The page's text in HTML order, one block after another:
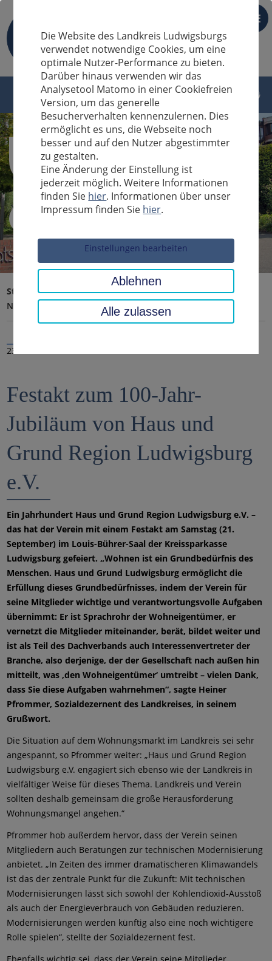
DE
Sucheingabe
Startseite Landratsamt, Landkreis
Aktuelles
Nachrichten
23.09.2019
Festakt zum 100-Jahr-
Jubiläum von Haus und
Grund Region Ludwigsburg
e.V.
Ein Jahrhundert Haus und Grund Region Ludwigsburg e.V. –
das hat der Verein mit einem Festakt am Samstag (21.
September) im Louis-Bührer-Saal der Kreissparkasse
Ludwigsburg gefeiert. „Wohnen ist ein Grundbedürfnis des
Menschen. Haus und Grund Ludwigsburg ermöglicht die
Erfüllung dieses Grundbedürfnisses, indem der Verein für
seine Mitglieder wichtige und verantwortungsvolle Aufgaben
übernimmt: Er ist Sprachrohr der Wohneigentümer, er
vernetzt die Mitglieder miteinander, berät, bildet weiter und
ist als Teil des Dachverbands auch Interessenvertreter der
Branche, also derjenige, der der Gesellschaft nach außen hin
mitteilt, was ‚den Wohneigentümer‘ umtreibt – vielen Dank,
dass Sie diese Aufgaben wahrnehmen“, sagte Heiner
Pfrommer, Sozialdezernent des Landkreises, in seinem
Grußwort.
Die Situation auf dem Wohnungsmarkt im Landkreis sei sehr
angespannt, so Pfrommer weiter: „Haus und Grund Region
Ludwigsburg e.V. engagiert sich ebenso wie der Landkreis in
vielfältiger Weise für dieses Thema. Landkreis und Verein
sollten deshalb gemeinsam die große Herausforderung
Wohnungsmangel angehen.“
Pfrommer hob außerdem hervor, dass der Verein seinen
Mitgliedern auch Beratungen zur technischen Modernisierung
anbietet. „In Zeiten des immer dramatischeren Klimawandels
ist das der zentrale Punkt für die Zukunft: Mit technischen
Modernisierungen lässt sich sowohl der Kohlendioxid-Ausstoß
als auch der Energieverbrauch von Gebäuden reduzieren.
Modernisierungen werden künftig also eine noch wichtigere
Rolle spielen“, stellte der Sozialdezernent fest.
Die Website des Landkreis Ludwigsburgs
verwendet notwendige Cookies, um eine
optimale Nutzer-Performance zu bieten.
Darüber hinaus verwenden wir das
Analysetool Matomo in einer Cookiefreien
Version, um das generelle
Besucherverhalten kennenzulernen. Dies
ermöglicht es uns, die Webseite noch
besser und auf den Nutzer abgestimmter
zu gestalten.
Eine Änderung der Einstellung ist
jederzeit möglich. Weitere Informationen
finden Sie hier. Informationen über unser
Impressum finden Sie hier.
Einstellungen bearbeiten
Ablehnen
Alle zulassen